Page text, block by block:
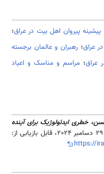
پیشینه پیروان اهل بیت در عراق؛
عراق؛رهبران و عالمان برجسته
عراق؛مراسم و مناسک و اعیاد
خطری ایدئولوژیک برای آینده
https://